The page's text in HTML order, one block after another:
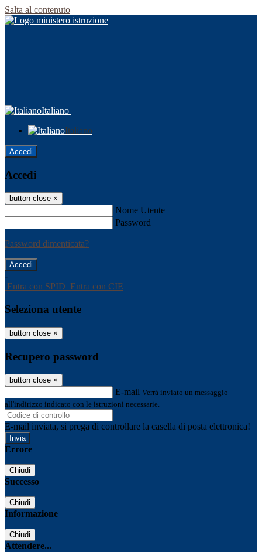
Salta al contenuto
Italiano
Italiano
Accedi
Accedi
button close ×
Nome Utente
Password
Password dimenticata?
-
Entra con SPID Entra con CIE
Seleziona utente
button close ×
Recupero password
button close ×
E-mail Verrà inviato un messaggio
all'indirizzo indicato con le istruzioni necessarie.
E-mail inviata, si prega di controllare la casella di posta elettronica!
Errore
Chiudi
Successo
Chiudi
Informazione
Chiudi
Attendere...